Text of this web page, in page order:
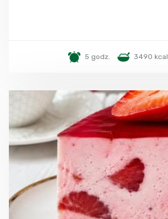
5 godz. 3490 kcal